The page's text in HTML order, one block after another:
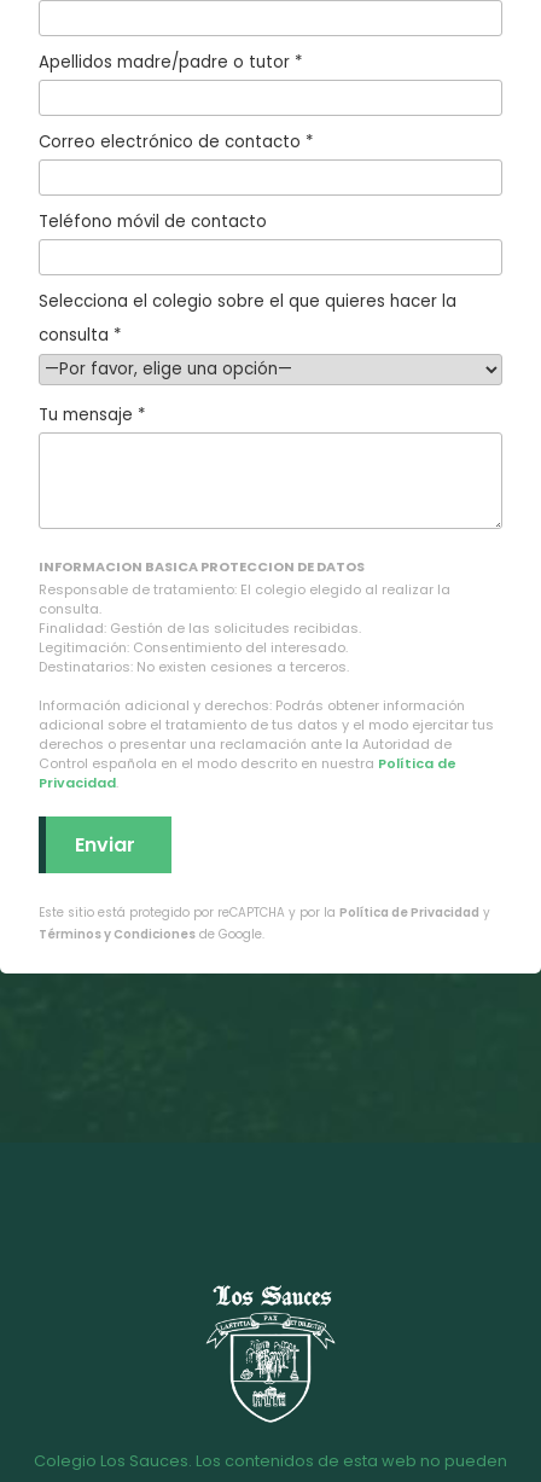
Apellidos madre/padre o tutor *
Correo electrónico de contacto *
Teléfono móvil de contacto
Selecciona el colegio sobre el que quieres hacer la
consulta *
Tu mensaje *
INFORMACION BASICA PROTECCION DE DATOS
Responsable de tratamiento: El colegio elegido al realizar la
consulta.
Finalidad: Gestión de las solicitudes recibidas.
Legitimación: Consentimiento del interesado.
Destinatarios: No existen cesiones a terceros.
Información adicional y derechos: Podrás obtener información
adicional sobre el tratamiento de tus datos y el modo ejercitar tus
derechos o presentar una reclamación ante la Autoridad de
Control española en el modo descrito en nuestra Política de
Privacidad.
Este sitio está protegido por reCAPTCHA y por la Política de Privacidad y
Términos y Condiciones de Google.
Colegio Los Sauces. Los contenidos de esta web no pueden